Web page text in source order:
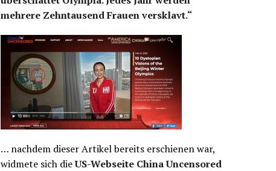
mehrere Zehntausend Frauen versklavt.“
… nachdem dieser Artikel bereits erschienen war,
widmete sich dieUS-Webseite China Uncensored